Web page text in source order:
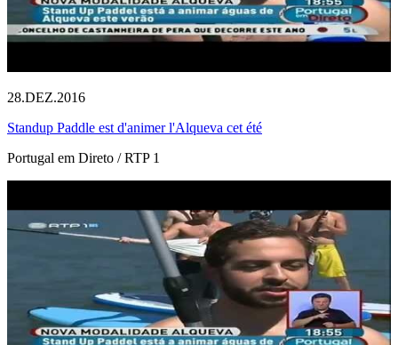
28.DEZ.2016
Standup Paddle est d'animer l'Alqueva cet été
Portugal em Direto / RTP 1